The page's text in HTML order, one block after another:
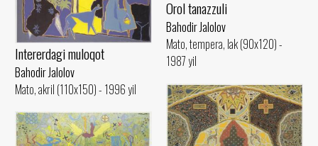
Orol tanazzuli
Bahodir Jalolov
Mato, tempera, lak (90x120) -
1987 yil
Intererdagi muloqot
Bahodir Jalolov
Mato, akril (110x150) - 1996 yil